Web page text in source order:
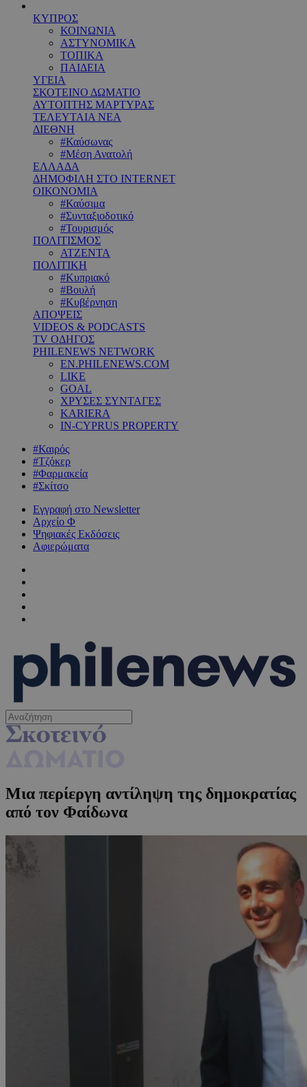
ΚΥΠΡΟΣ
ΚΟΙΝΩΝΙΑ
ΑΣΤΥΝΟΜΙΚΑ
ΤΟΠΙΚΑ
ΠΑΙΔΕΙΑ
ΥΓΕΙΑ
ΣΚΟΤΕΙΝΟ ΔΩΜΑΤΙΟ
ΑΥΤΟΠΤΗΣ ΜΑΡΤΥΡΑΣ
ΤΕΛΕΥΤΑΙΑ ΝΕΑ
ΔΙΕΘΝΗ
#Καύσωνας
#Μέση Ανατολή
ΕΛΛΑΔΑ
ΔΗΜΟΦΙΛΗ ΣΤΟ INTERNET
ΟΙΚΟΝΟΜΙΑ
#Καύσιμα
#Συνταξιοδοτικό
#Τουρισμός
ΠΟΛΙΤΙΣΜΟΣ
ΑΤΖΕΝΤΑ
ΠΟΛΙΤΙΚΗ
#Κυπριακό
#Βουλή
#Κυβέρνηση
ΑΠΟΨΕΙΣ
VIDEOS & PODCASTS
TV ΟΔΗΓΟΣ
PHILENEWS NETWORK
EN.PHILENEWS.COM
LIKE
GOAL
ΧΡΥΣΕΣ ΣΥΝΤΑΓΕΣ
KARIERA
IN-CYPRUS PROPERTY
#Καιρός
#Τζόκερ
#Φαρμακεία
#Σκίτσο
Εγγραφή στο Newsletter
Αρχείο Φ
Ψηφιακές Εκδόσεις
Αφιερώματα
Μια περίεργη αντίληψη της δημοκρατίας
από τον Φαίδωνα